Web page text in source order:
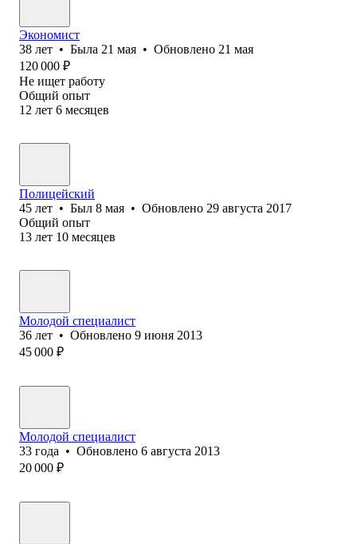
Экономист
38 лет • Была 21 мая • Обновлено 21 мая
120 000 ₽
Не ищет работу
Общий опыт
12 лет 6 месяцев
Полицейский
45 лет • Был 8 мая • Обновлено 29 августа 2017
Общий опыт
13 лет 10 месяцев
Молодой специалист
36 лет • Обновлено 9 июня 2013
45 000 ₽
Молодой специалист
33 года • Обновлено 6 августа 2013
20 000 ₽